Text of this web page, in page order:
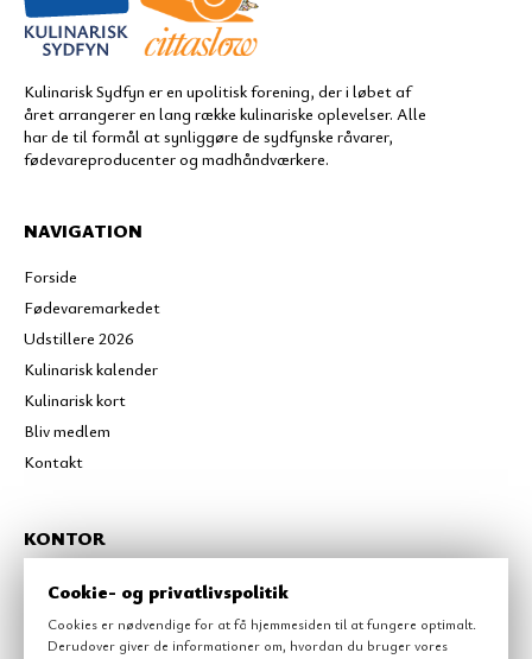
Kulinarisk Sydfyn er en upolitisk forening, der i løbet af
året arrangerer en lang række kulinariske oplevelser. Alle
har de til formål at synliggøre de sydfynske råvarer,
fødevareproducenter og madhåndværkere.
NAVIGATION
Forside
Fødevaremarkedet
Udstillere 2026
Kulinarisk kalender
Kulinarisk kort
Bliv medlem
Kontakt
KONTOR
Kulinarisk Sydfyn
Havnepladsen 2
5700Svendborg
Cookie- og privatlivspolitik
Cookies er nødvendige for at få hjemmesiden til at fungere optimalt.
Derudover giver de informationer om, hvordan du bruger vores